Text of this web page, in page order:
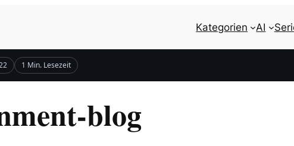
Kategorien AI
1 Min. Lesezeit
blog